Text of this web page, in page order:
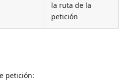
la ruta de la
petición
petición: